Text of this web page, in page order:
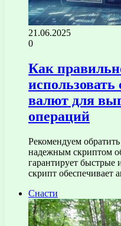
21.06.2025
0
Как
валют для
операций
Рекомендуем
надежным скриптом
гарантирует быстрые
скрипт обеспечивает
Снасти